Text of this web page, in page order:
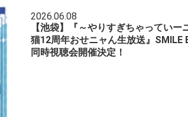
2026.06.08
【池袋】『～やりすぎちゃってい
猫12周年おせニャん生放送』SMILE
同時視聴会開催決定！